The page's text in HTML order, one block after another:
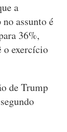
a
assunto é
36%,
o exercício
de Trump